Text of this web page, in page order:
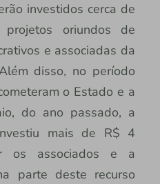
investidos cerca de
projetos oriundos de
e associadas da
disso, no período
o Estado e a
do ano passado, a
mais de R$ 4
os associados e a
parte deste recurso